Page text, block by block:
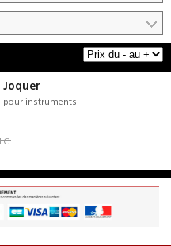
Joquer
pour instruments